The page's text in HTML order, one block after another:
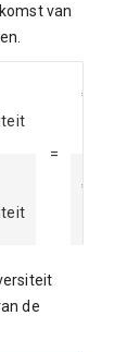
van
=
€
€
de